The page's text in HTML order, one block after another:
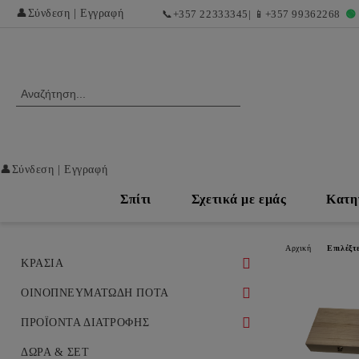
👤 Σύνδεση Εγγραφή 📞 +357 22333345 | 📱 +357 99362268 🟢
👤 Σύνδεση Εγγραφή
Σπίτι Σχετικά με εμάς
ΚΡΑΣΙΑ
ΛΕΥΚΑ ΚΡΑΣΙΑ
ΛΕΥΚΑ ΞΗΡΑ ΚΡΑΣΙΑ
ΛΕΥΚΑ ΓΛΥΚΑ ΚΑΙ ΕΠΙΔΟΡΠΙΑ
ΕΡΥΘΡΑ ΚΡΑΣΙΑ ΚΑΙ ΕΞΑΙΡΕΤΙΚΕΣ
ΟΙΝΟΠΝΕΥΜΑΤΩΔΗ ΠΟΤΑ
ΟΥΙΣΚΙ
ΚΟΝΙΑΚ
ΠΡΟΪΟΝΤΑ ΔΙΑΤΡΟΦΗΣ
ΝΤΕΛΙΚΑΤΕΣΕΝ / ΕΚΛΕΚΤΕΣ
ΔΩΡΑ & ΣΕΤ
Αρχική